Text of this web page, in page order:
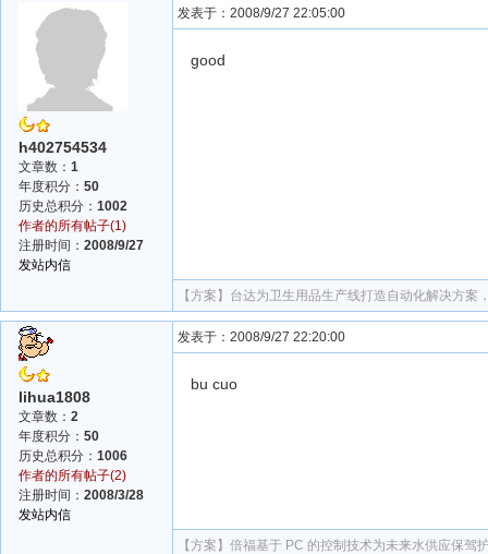
h402754534
文章数： 1
年度积分： 50
历史总积分： 1002
作者的所有帖子(1)
注册时间： 2008/9/27
发站内信
发表于：2008/9/27 22:05:00
good
【方案】 台达为卫生用品生产线打造自动化解决方案
lihua1808
文章数： 2
年度积分： 50
历史总积分： 1006
作者的所有帖子(2)
注册时间： 2008/3/28
发站内信
发表于：2008/9/27 22:20:00
bu cuo
【方案】 倍福基于 PC 的控制技术为未来水供应保驾